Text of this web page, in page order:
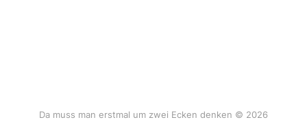
Da muss man erstmal um zwei Ecken denken © 2026